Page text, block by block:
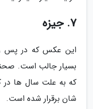
7. جیزه
این عکس که در پس
بسیار جالب است.
که به علت سال ها در
شان برقرار شده است.